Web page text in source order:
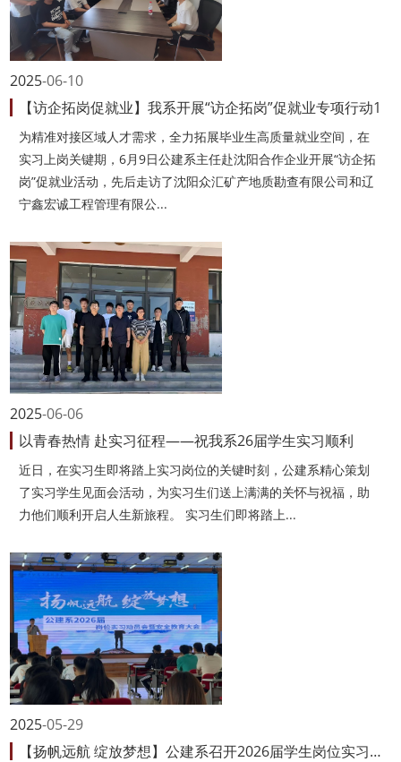
06-10
2025
【访企拓岗促就业】我系开展“访企拓岗”促就业专项行动1
为精准对接区域人才需求，全力拓展毕业生高质量就业空间，在
实习上岗关键期，6月9日公建系主任赴沈阳合作企业开展“访企拓
岗”促就业活动，先后走访了沈阳众汇矿产地质勘查有限公司和辽
宁鑫宏诚工程管理有限公...
06-06
2025
以青春热情 赴实习征程——祝我系26届学生实习顺利
近日，在实习生即将踏上实习岗位的关键时刻，公建系精心策划
了实习学生见面会活动，为实习生们送上满满的关怀与祝福，助
力他们顺利开启人生新旅程。 实习生们即将踏上...
05-29
2025
【扬帆远航 绽放梦想】公建系召开2026届学生岗位实习就业动员会暨安全...